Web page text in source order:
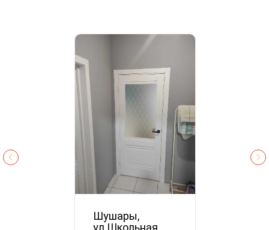
Шушары,
ул.Школьная